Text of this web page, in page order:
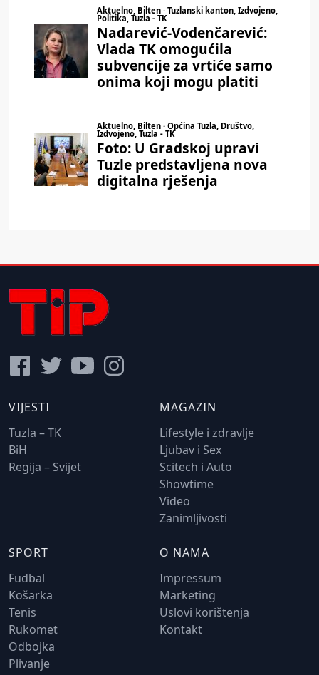
VIJESTI
Tuzla – TK
BiH
Regija – Svijet
MAGAZIN
Lifestyle i zdravlje
Ljubav i Sex
Scitech i Auto
Showtime
Video
Zanimljivosti
SPORT
Fudbal
Košarka
Tenis
Rukomet
Odbojka
Plivanje
O NAMA
Impressum
Marketing
Uslovi korištenja
Kontakt